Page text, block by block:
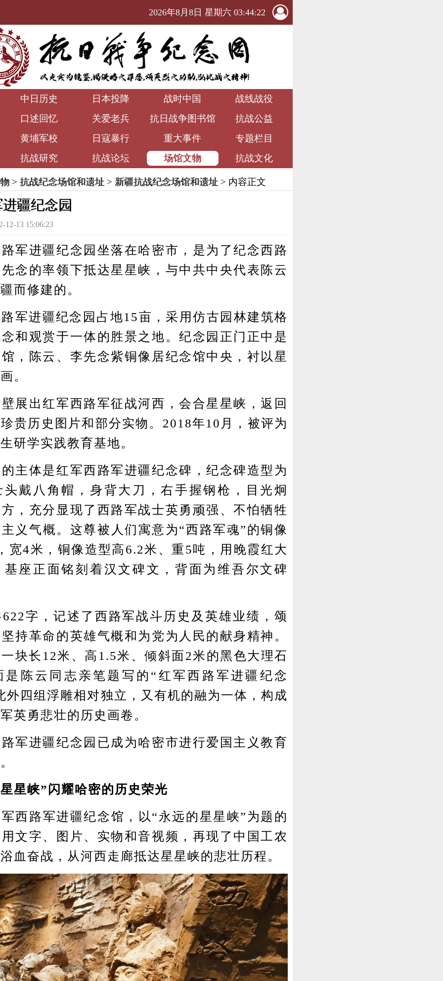
2026年8月8日 星期六 03:44:23
中日历史 日本投降 战时中国
战线战役
口述回忆
关爱老兵 抗日战争图书馆
抗战公益
黄埔军校
日寇暴行 重大事件
专题栏目
抗战研究
抗战论坛 场馆文物 抗战文化
> 抗战纪念场馆和遗址 > 新疆抗战纪念场馆和遗址 > 内容正文
疆纪念园
13 15:06:23
进疆纪念园坐落在哈密市，是为了纪念西路
念的率领下抵达星星峡，与中共中央代表陈云
而修建的。
进疆纪念园占地15亩，采用仿古园林建筑格
和观赏于一体的胜景之地。纪念园正门正中是
，陈云、李先念紫铜像居纪念馆中央，衬以星
。
出红军西路军征战河西，会合星星峡，返回
贵历史图片和部分实物。2018年10月，被评为
研学实践教育基地。
体是红军西路军进疆纪念碑，纪念碑造型为
头戴八角帽，身背大刀，右手握钢枪，目光炯
，充分显现了西路军战士英勇顽强、不怕牺牲
义气概。这尊被人们寓意为“西路军魂”的铜像
宽4米，铜像造型高6.2米、重5吨，用晚霞红大
基座正面铭刻着汉文碑文，背面为维吾尔文碑
，记述了西路军战斗历史及英雄业绩，颂
持革命的英雄气概和为党为人民的献身精神。
块长12米、高1.5米、倾斜面2米的黑色大理石
是陈云同志亲笔题写的“红军西路军进疆纪念
外四组浮雕相对独立，又有机的融为一体，构成
英勇悲壮的历史画卷。
进疆纪念园已成为哈密市进行爱国主义教育
峡”闪耀哈密的历史荣光
路军进疆纪念馆，以“永远的星星峡”为题的
文字、图片、实物和音视频，再现了中国工农
血奋战，从河西走廊抵达星星峡的悲壮历程。